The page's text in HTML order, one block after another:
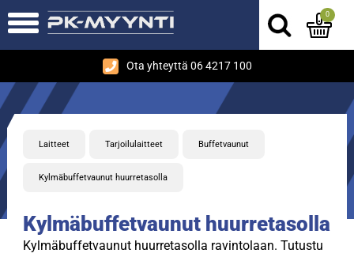
Ota yhteyttä 06 4217 100
0
Laitteet Tarjoilulaitteet Buffetvaunut
Kylmäbuffetvaunut huurretasolla
Kylmäbuffetvaunut huurretasolla
Kylmäbuffetvaunut huurretasolla ravintolaan. Tutustu